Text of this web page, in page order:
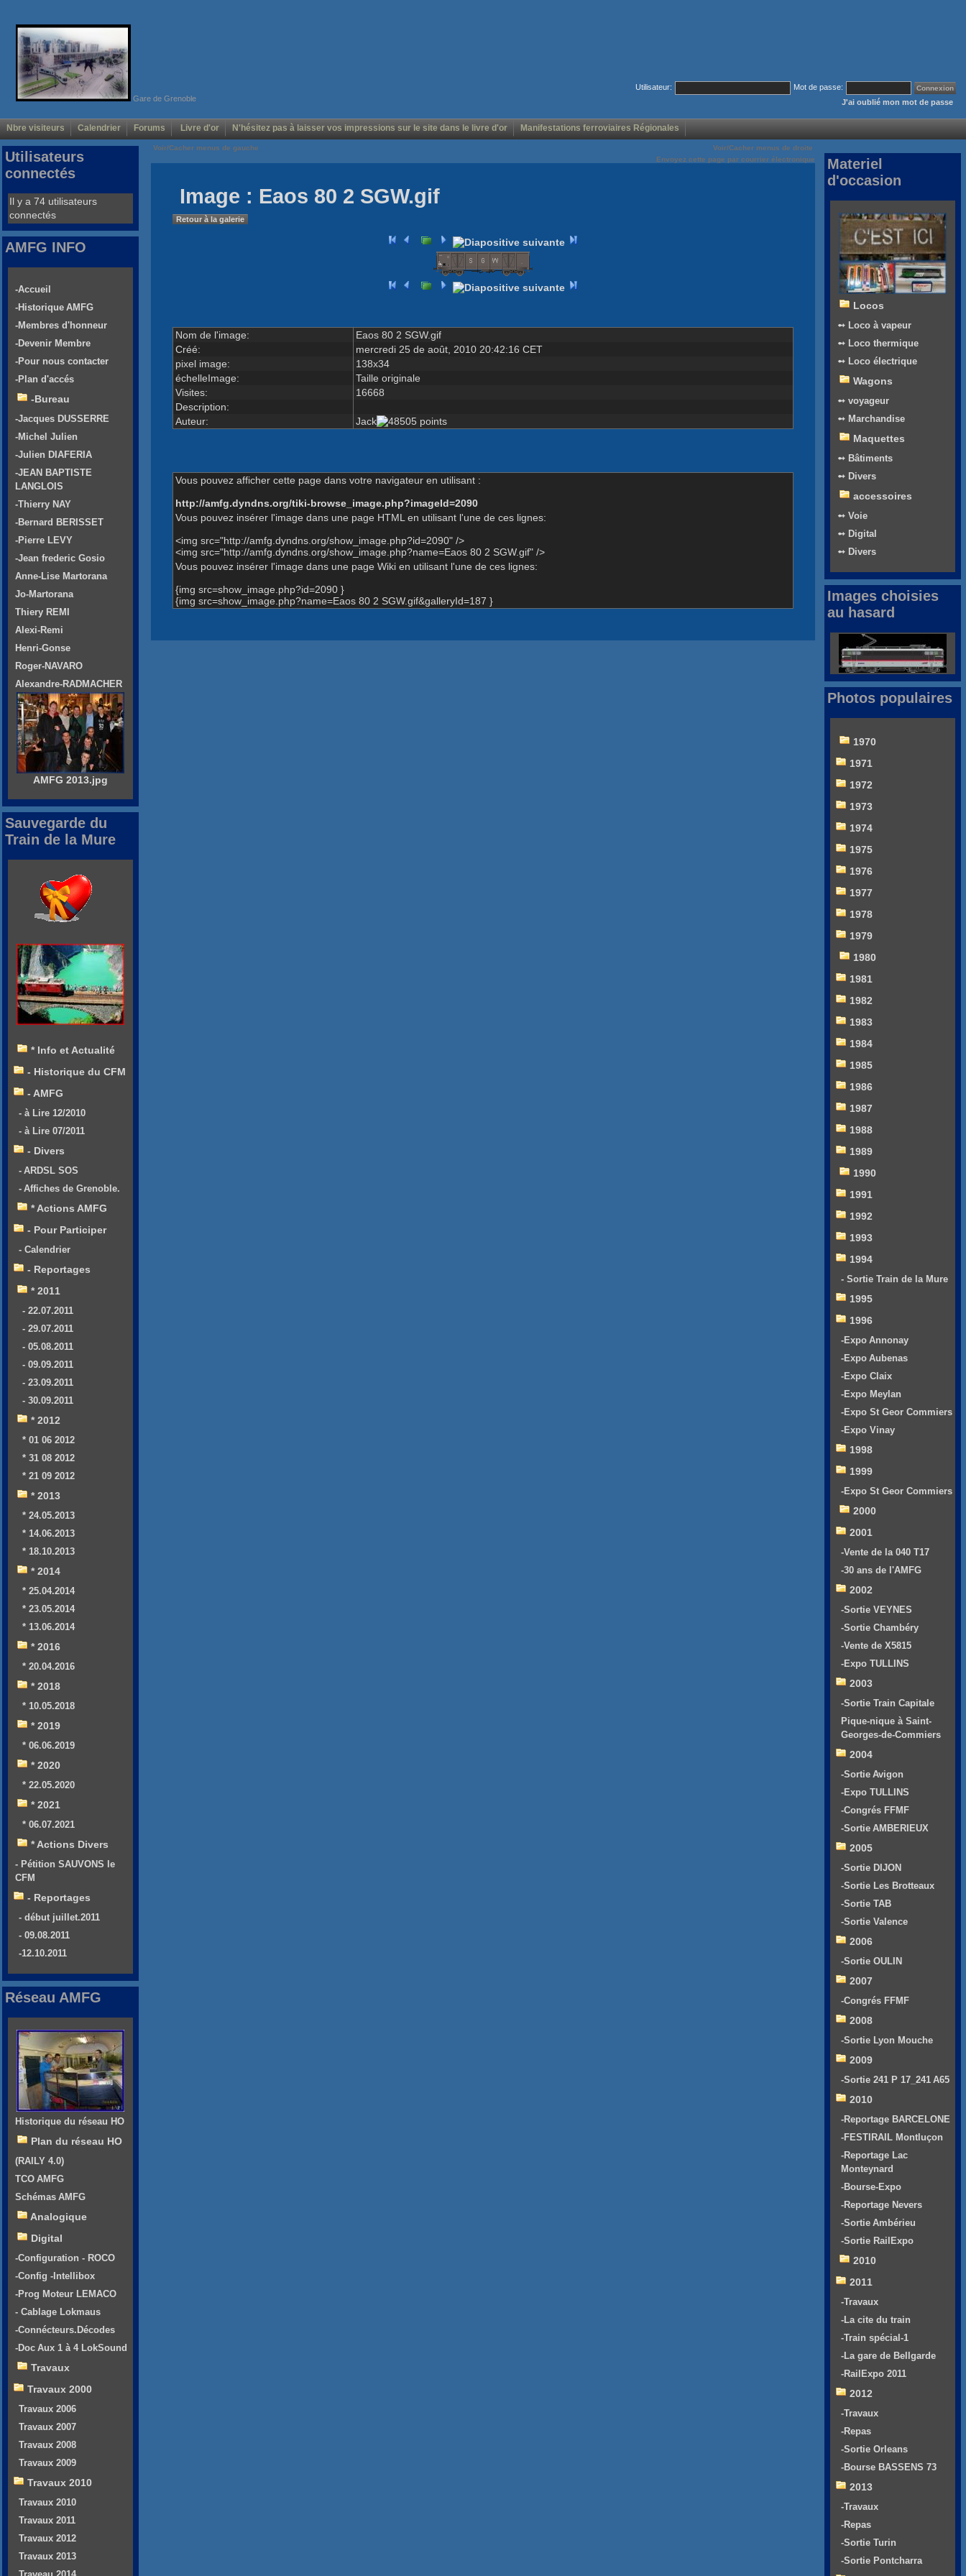
Gare de Grenoble
Utilisateur:
Mot de passe:
J'ai oublié mon mot de passe
Nbre visiteurs Calendrier Forums Livre d'or N'hésitez pas à laisser vos impressions sur le site dans le livre d'or Manifestations ferroviaires Régionales
Voir/Cacher menus de gauche
Voir/Cacher menus de droite
Envoyez cette page par courrier électronique
Image : Eaos 80 2 SGW.gif
Retour à la galerie
Nom de l'image:
Eaos 80 2 SGW.gif
Créé:
mercredi 25 de août, 2010 20:42:16 CET
pixel image:
138x34
échelleImage:
Taille originale
Visites:
16668
Description:
Auteur:
Jack
Vous pouvez afficher cette page dans votre navigateur en utilisant :
http://amfg.dyndns.org/tiki-browse_image.php?imageId=2090
Vous pouvez insérer l'image dans une page HTML en utilisant l'une de ces lignes:
<img src="http://amfg.dyndns.org/show_image.php?id=2090" />
<img src="http://amfg.dyndns.org/show_image.php?name=Eaos 80 2 SGW.gif" />
Vous pouvez insérer l'image dans une page Wiki en utilisant l'une de ces lignes:
{img src=show_image.php?id=2090 }
{img src=show_image.php?name=Eaos 80 2 SGW.gif&galleryId=187 }
Utilisateurs
connectés
Il y a 74 utilisateurs
connectés
AMFG INFO
-Accueil
-Historique AMFG
-Membres d'honneur
-Devenir Membre
-Pour nous contacter
-Plan d'accés
-Bureau
-Jacques DUSSERRE
-Michel Julien
-Julien DIAFERIA
-JEAN BAPTISTE
LANGLOIS
-Thierry NAY
-Bernard BERISSET
-Pierre LEVY
-Jean frederic Gosio
Anne-Lise Martorana
Jo-Martorana
Thiery REMI
Alexi-Remi
Henri-Gonse
Roger-NAVARO
Alexandre-RADMACHER
AMFG 2013.jpg
Sauvegarde du
Train de la Mure
* Info et Actualité
- Historique du CFM
- AMFG
- à Lire 12/2010
- à Lire 07/2011
- Divers
- ARDSL SOS
- Affiches de Grenoble.
* Actions AMFG
- Pour Participer
- Calendrier
- Reportages
* 2011
- 22.07.2011
- 29.07.2011
- 05.08.2011
- 09.09.2011
- 23.09.2011
- 30.09.2011
* 2012
* 01 06 2012
* 31 08 2012
* 21 09 2012
* 2013
* 24.05.2013
* 14.06.2013
* 18.10.2013
* 2014
* 25.04.2014
* 23.05.2014
* 13.06.2014
* 2016
* 20.04.2016
* 2018
* 10.05.2018
* 2019
* 06.06.2019
* 2020
* 22.05.2020
* 2021
* 06.07.2021
* Actions Divers
- Pétition SAUVONS le
CFM
- Reportages
- début juillet.2011
- 09.08.2011
-12.10.2011
Réseau AMFG
Historique du réseau HO
Plan du réseau HO
(RAILY 4.0)
TCO AMFG
Schémas AMFG
Analogique
Digital
-Configuration - ROCO
-Config -Intellibox
-Prog Moteur LEMACO
- Cablage Lokmaus
-Connécteurs.Décodes
-Doc Aux 1 à 4 LokSound
Travaux
Travaux 2000
Travaux 2006
Travaux 2007
Travaux 2008
Travaux 2009
Travaux 2010
Travaux 2010
Travaux 2011
Travaux 2012
Travaux 2013
Materiel
d'occasion
Locos
➻ Loco à vapeur
➻ Loco thermique
➻ Loco électrique
Wagons
➻ voyageur
➻ Marchandise
Maquettes
➻ Bâtiments
➻ Divers
accessoires
➻ Voie
➻ Digital
➻ Divers
Images choisies
au hasard
Photos populaires
1970
1971
1972
1973
1974
1975
1976
1977
1978
1979
1980
1981
1982
1983
1984
1985
1986
1987
1988
1989
1990
1991
1992
1993
1994
- Sortie Train de la Mure
1995
1996
-Expo Annonay
-Expo Aubenas
-Expo Claix
-Expo Meylan
-Expo St Geor Commiers
-Expo Vinay
1998
1999
-Expo St Geor Commiers
2000
2001
-Vente de la 040 T17
-30 ans de l'AMFG
2002
-Sortie VEYNES
-Sortie Chambéry
-Vente de X5815
-Expo TULLINS
2003
-Sortie Train Capitale
Pique-nique à Saint-
Georges-de-Commiers
2004
-Sortie Avigon
-Expo TULLINS
-Congrés FFMF
-Sortie AMBERIEUX
2005
-Sortie DIJON
-Sortie Les Brotteaux
-Sortie TAB
-Sortie Valence
2006
-Sortie OULIN
2007
-Congrés FFMF
2008
-Sortie Lyon Mouche
2009
-Sortie 241 P 17_241 A65
2010
-Reportage BARCELONE
-FESTIRAIL Montluçon
-Reportage Lac
Monteynard
-Bourse-Expo
-Reportage Nevers
-Sortie Ambérieu
-Sortie RailExpo
2010
2011
-Travaux
-La cite du train
-Train spécial-1
-La gare de Bellgarde
-RailExpo 2011
2012
-Travaux
-Repas
-Sortie Orleans
-Bourse BASSENS 73
2013
-Travaux
-Repas
-Sortie Turin
-Sortie Pontcharra